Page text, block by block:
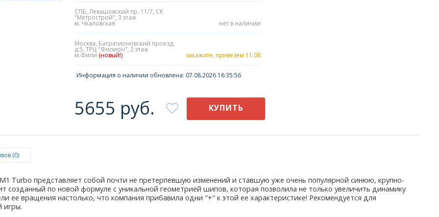
СПБ, Левашовский пр. 11/7, СК
"Метрострой", 3 этаж
м. Чкаловская нет в наличии
Москва, Багратионовский проезд,
д.5, ТРЦ "Филион", 2 этаж
м.Фили (новый!) закажите, привезем 11.08
Информация о наличии обновлена: 07.08.2026 16:35:56
5655 руб. КУПИТЬ
(0)
Turbo представляет собой почти не претерпевшую изменений и ставшую уже очень популярной синюю, крупно-
созданный по новой формуле с уникальной геометрией шипов, которая позволила не только увеличить динамику
ее вращения настолько, что компания прибавила одни "+" к этой ее характеристике! Рекомендуется для
игры.